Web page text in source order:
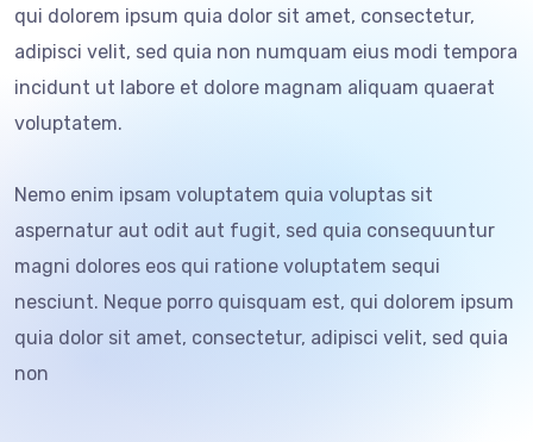
qui dolorem ipsum quia dolor sit amet, consectetur,
adipisci velit, sed quia non numquam eius modi tempora
incidunt ut labore et dolore magnam aliquam quaerat
voluptatem.
Nemo enim ipsam voluptatem quia voluptas sit
aspernatur aut odit aut fugit, sed quia consequuntur
magni dolores eos qui ratione voluptatem sequi
nesciunt. Neque porro quisquam est, qui dolorem ipsum
quia dolor sit amet, consectetur, adipisci velit, sed quia
non